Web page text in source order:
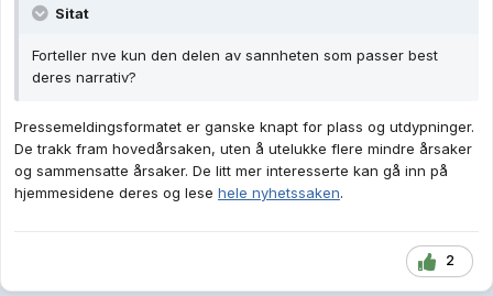
Sitat
Forteller nve kun den delen av sannheten som passer best
deres narrativ?
Pressemeldingsformatet er ganske knapt for plass og utdypninger.
De trakk fram hovedårsaken, uten å utelukke flere mindre årsaker
og sammensatte årsaker. De litt mer interesserte kan gå inn på
hjemmesidene deres og lese hele nyhetssaken.
2